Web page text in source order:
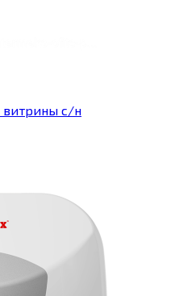
витрины с/н